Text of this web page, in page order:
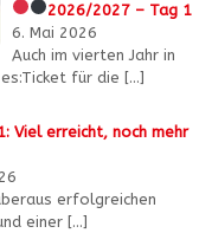
2026/2027 – Tag 1
6. Mai 2026
Auch im vierten Jahr in
für die […]
Viel erreicht, noch mehr
erfolgreichen
einer[…]